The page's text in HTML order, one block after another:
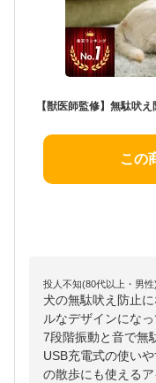
この
投人不知(80代以上・男性)
犬の無駄吠え防止
ルなデザインにな
7段階振動と音で無
USB充電式の使い
の散歩にも使える